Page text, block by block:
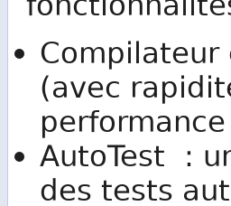
(avec
AutoTest :
des tests